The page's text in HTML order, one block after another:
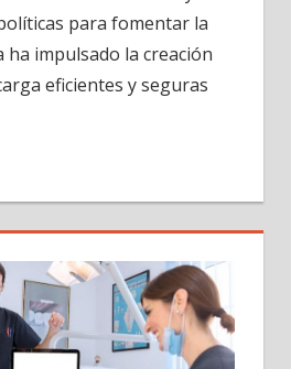
para fomentar la
ha impulsado la creación
eficientes y seguras